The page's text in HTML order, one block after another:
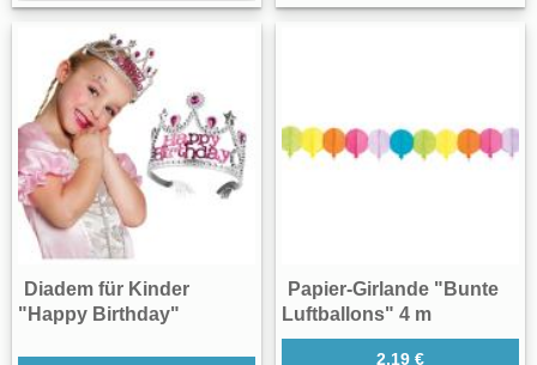
Diadem für Kinder
"Happy Birthday"
Papier-Girlande "Bunte
Luftballons" 4 m
2,19 €